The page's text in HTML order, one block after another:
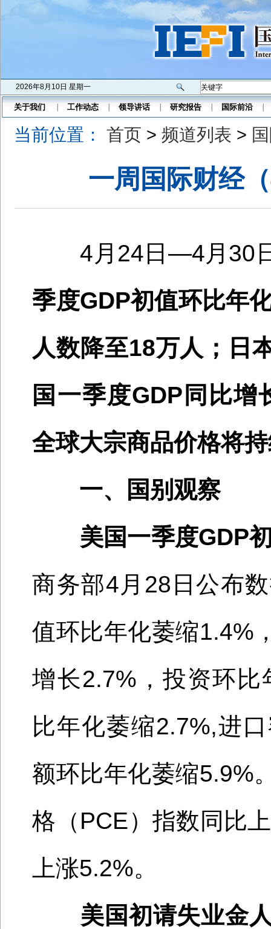
2026年8月10日 星期一
关于我们 工作动态 领导讲话 研究报告 国际前沿
当前位置：首页 >频道列表 >
一周国际财经
4 月 24 日 —4月 30
季度GDP初值环比年
人数降至18万人；日
国 一季度GDP 同比增
全球大宗商品价格将
一、国别观察
美国一季度GDP
商务部4月28日公布
值环比年化萎缩1.4%
增长2.7%，投资环
比年化萎缩2.7%,进
额环比年化萎缩5.9%
格（ PCE） 指数同比
上涨5.2%。
美国初请失业金